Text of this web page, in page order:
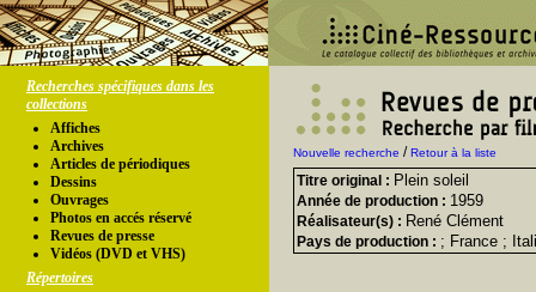
Recherches spécifiques dans les
collections
Affiches
Archives
Articles de périodiques
Dessins
Ouvrages
Photos en accés réservé
Revues de presse
Vidéos (DVD et VHS)
Répertoires
Nouvelle recherche /Retour à la liste
Titre original : Plein soleil
Année de production : 1959
Réalisateur(s) : René Clément
Pays de production : ; France ;